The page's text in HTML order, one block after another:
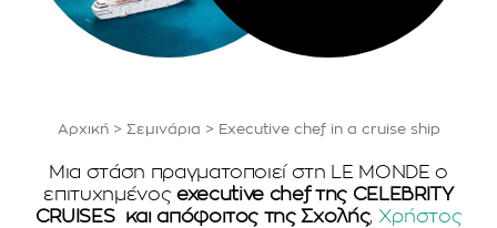
Αρχική> Σεμινάρια > Executive chef in a cruise ship
Μια στάση πραγματοποιεί στη LE MONDE ο
επιτυχημένοςexecutive chef της CELEBRITY
CRUISES και απόφοιτος της Σχολής, Χρήστος